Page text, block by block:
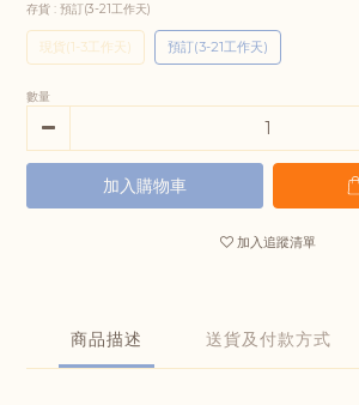
存貨 : 預訂(3-21工作天)
現貨(1-3工作天) 預訂(3-21工作天)
數量
加入購物車
加入追蹤清單
商品描述 送貨及付款方式